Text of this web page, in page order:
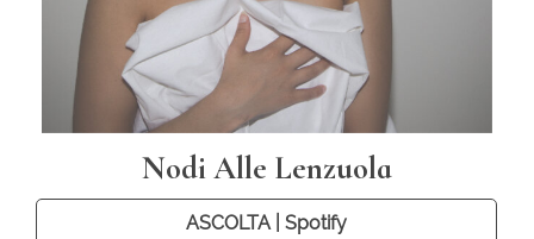
Nodi Alle Lenzuola
ASCOLTA | Spotify